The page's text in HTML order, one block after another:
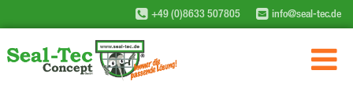
+49 (0)8633 507805 info@seal-tec.de